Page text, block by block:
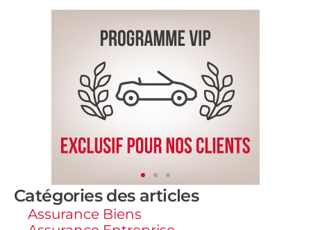
Catégories des articles
Assurance Biens